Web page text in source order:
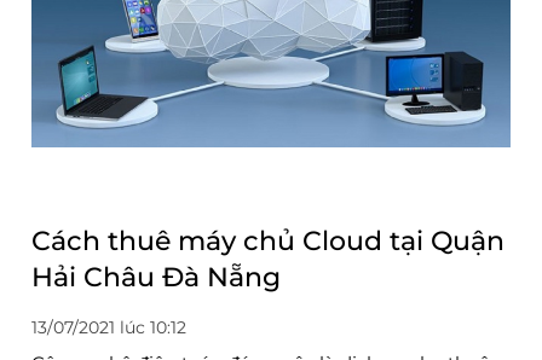
Cách thuê máy chủ Cloud tại Quận
Hải Châu Đà Nẵng
13/07/2021 lúc 10:12